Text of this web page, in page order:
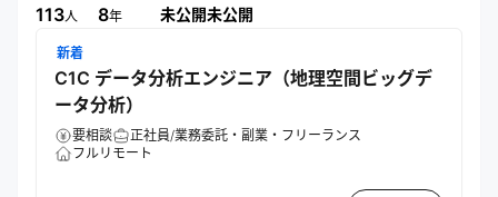
スマートシティ、交通分野で課題解決に貢献している。
113人 8年
未公開未公開
新着
C1C データ分析エンジニア（地理空間ビッグデ
ータ分析）
要相談
正社員/業務委託・副業・フリーランス
フルリモート